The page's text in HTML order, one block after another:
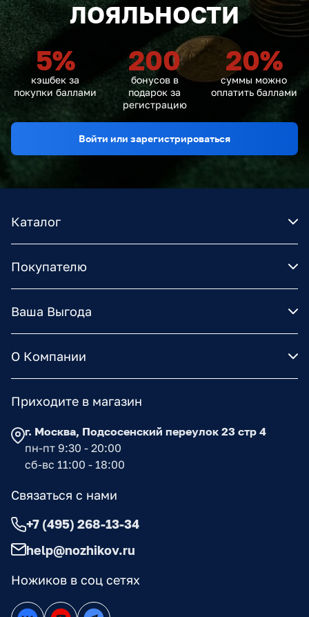
ЛОЯЛЬНОСТИ
5%
кэшбек за
покупки баллами
200
бонусов в
подарок за
регистрацию
20%
суммы можно
оплатить баллами
Войти или зарегистрироваться
Каталог
Покупателю
Ваша Выгода
О Компании
Ножиков в соц сетях
Приходите в магазин
г. Москва, Подсосенский переулок 23 стр 4
пн-пт 9:30 - 20:00
сб-вс 11:00 - 18:00
Связаться с нами
+7 (495) 268-13-34
help@nozhikov.ru